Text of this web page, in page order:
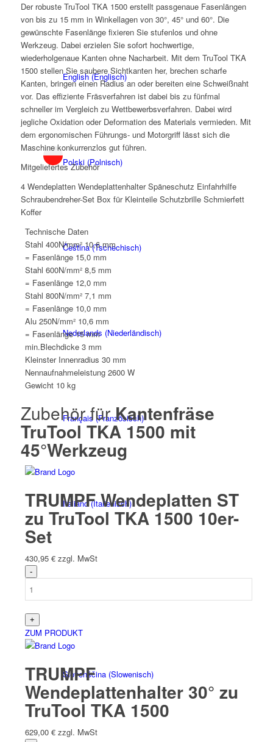
English(Englisch)
Polski(Polnisch)
Čeština(Tschechisch)
Nederlands (Niederländisch)
Français(Französisch)
Italiano (Italienisch)
Slovenščina(Slowenisch)
Der robuste TruTool TKA 1500 erstellt passgenaue Fasenlängen
von bis zu 15 mm in Winkellagen von 30°, 45° und 60°. Die
gewünschte Fasenlänge fixieren Sie stufenlos und ohne
Werkzeug. Dabei erzielen Sie sofort hochwertige,
wiederholgenaue Kanten ohne Nacharbeit. Mit dem TruTool TKA
1500 stellen Sie saubere Sichtkanten her, brechen scharfe
Kanten, bringen einen Radius an oder bereiten eine Schweißnaht
vor. Das effiziente Fräsverfahren ist dabei bis zu fünfmal
schneller im Vergleich zu Wettbewerbsverfahren. Dabei wird
jegliche Oxidation oder Deformation des Materials vermieden. Mit
dem ergonomischen Führungs- und Motorgriff lässt sich die
Maschine konkurrenzlos gut führen.
Mitgeliefertes Zubehör
4 Wendeplatten Wendeplattenhalter Späneschutz Einfahrhilfe
Schraubendreher-Set Box für Kleinteile Schutzbrille Schmierfett
Koffer
Technische Daten
Stahl 400N/mm² 10,6 mm
= Fasenlänge 15,0 mm
Stahl 600N/mm² 8,5 mm
= Fasenlänge 12,0 mm
Stahl 800N/mm² 7,1 mm
= Fasenlänge 10,0 mm
Alu 250N/mm² 10,6 mm
= Fasenlänge 15 mm
min.Blechdicke 3 mm
Kleinster Innenradius 30 mm
Nennaufnahmeleistung 2600 W
Gewicht 10 kg
Zubehör fürKantenfräse
TruTool TKA 1500 mit
45°Werkzeug
TRUMPF Wendeplatten ST
zu TruTool TKA 1500 10er-
Set
430,95 € zzgl. MwSt
ZUM PRODUKT
TRUMPF
Wendeplattenhalter 30° zu
TruTool TKA 1500
629,00 € zzgl. MwSt